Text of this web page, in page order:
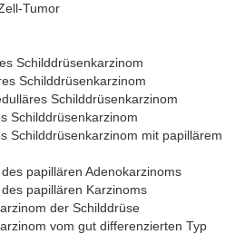
Tumor
Schilddrüsenkarzinom
Schilddrüsenkarzinom
Schilddrüsenkarzinom
Schilddrüsenkarzinom
Schilddrüsenkarzinom mit papillärem
papillären Adenokarzinoms
papillären Karzinoms
der Schilddrüse
vom gut differenzierten Typ